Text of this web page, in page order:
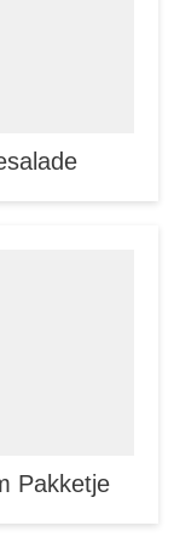
Pakketje